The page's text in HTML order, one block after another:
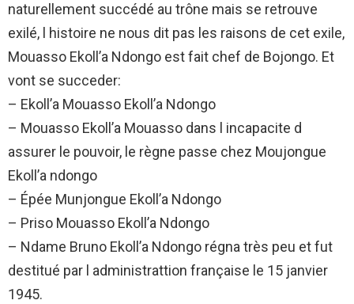
naturellement succédé au trône mais se retrouve
exilé, l histoire ne nous dit pas les raisons de cet exile,
Mouasso Ekoll’a Ndongo est fait chef de Bojongo. Et
vont se succeder:
– Ekoll’a Mouasso Ekoll’a Ndongo
– Mouasso Ekoll’a Mouasso dans l incapacite d
assurer le pouvoir, le règne passe chez Moujongue
Ekoll’a ndongo
– Épée Munjongue Ekoll’a Ndongo
– Priso Mouasso Ekoll’a Ndongo
– Ndame Bruno Ekoll’a Ndongo régna très peu et fut
destitué par l administrattion française le 15 janvier
1945.